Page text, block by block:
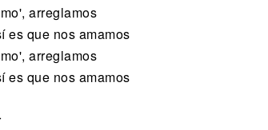
arreglamos
es que nos amamos
arreglamos
es que nos amamos